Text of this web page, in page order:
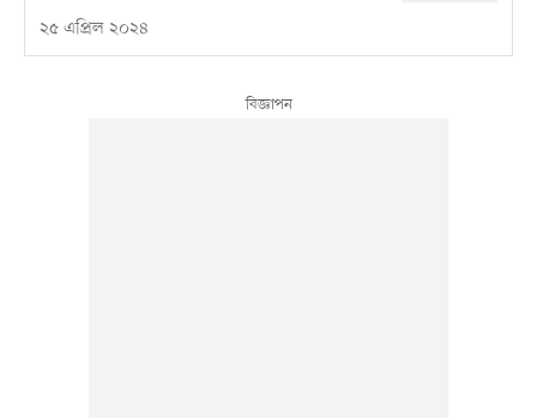
২৫ এপ্রিল ২০২৪